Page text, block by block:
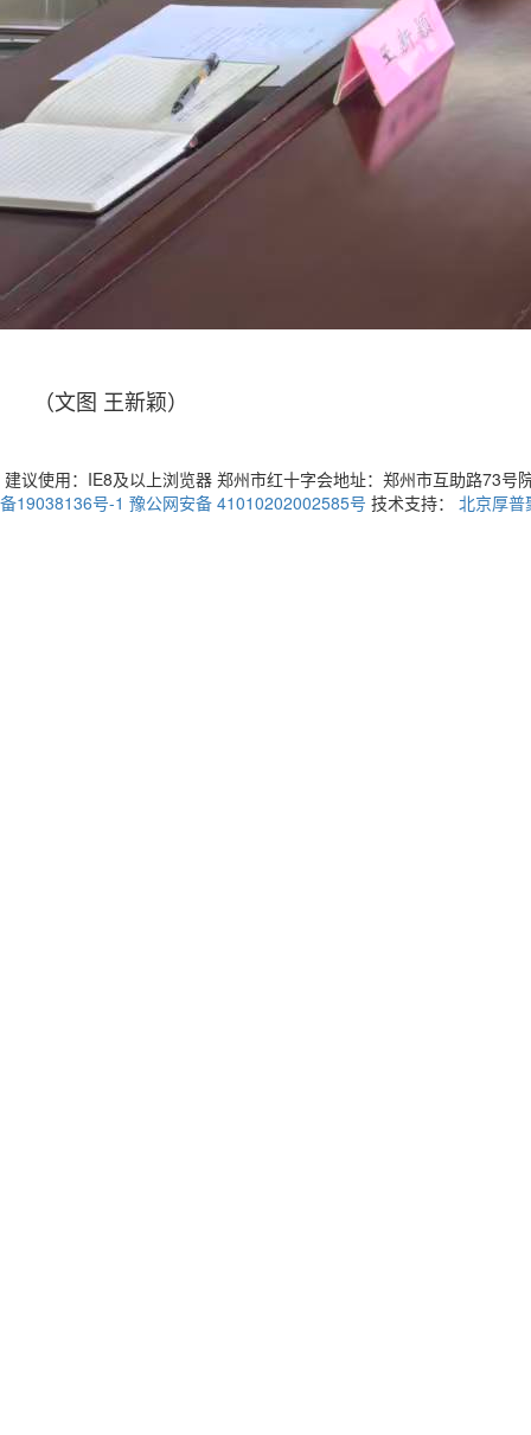
（文图 王新颖）
建议使用：IE8及以上浏览器 郑州市红十字会地址：郑州市互助路73号
备19038136号-1 豫公网安备 41010202002585号 技术支持： 北京厚普